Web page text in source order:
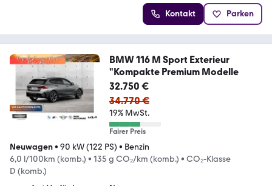
Kontakt Parken
BMW 116 M Sport Exterieur
"Kompakte Premium Modelle
32.750 €
34.770 €
19% MwSt.
Fairer Preis
Neuwagen• 90 kW (122 PS) • Benzin
6,0 l/100km (komb.) • 135 g CO₂/km (komb.) • CO₂-Klasse
D (komb.)